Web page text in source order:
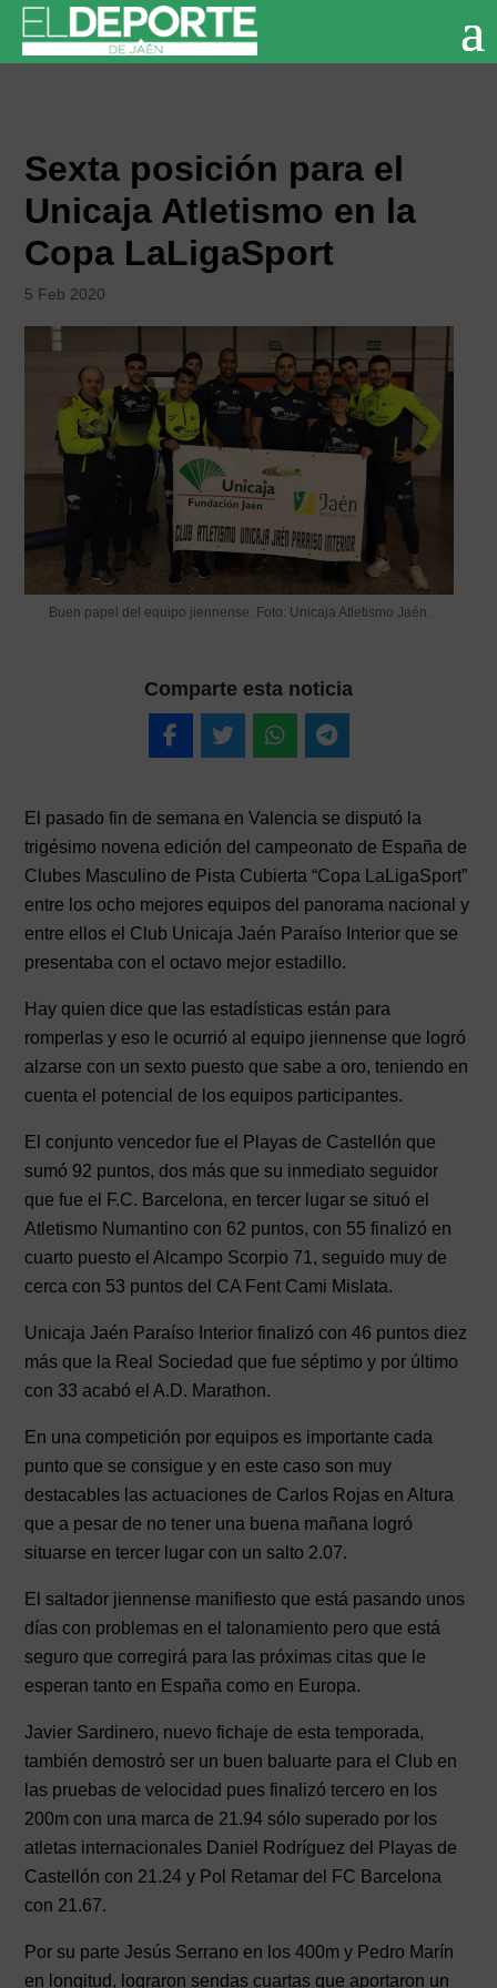
Sexta posición para el
Unicaja Atletismo en la
Copa LaLigaSport
5 Feb 2020
Buen papel del equipo jiennense. Foto: Unicaja Atletismo Jaén.
Comparte esta noticia
El pasado fin de semana en Valencia se disputó la
trigésimo novena edición del campeonato de España de
Clubes Masculino de Pista Cubierta “Copa LaLigaSport”
entre los ocho mejores equipos del panorama nacional y
entre ellos el Club Unicaja Jaén Paraíso Interior que se
presentaba con el octavo mejor estadillo.
Hay quien dice que las estadísticas están para
romperlas y eso le ocurrió al equipo jiennense que logró
alzarse con un sexto puesto que sabe a oro, teniendo en
cuenta el potencial de los equipos participantes.
El conjunto vencedor fue el Playas de Castellón que
sumó 92 puntos, dos más que su inmediato seguidor
que fue el F.C. Barcelona, en tercer lugar se situó el
Atletismo Numantino con 62 puntos, con 55 finalizó en
cuarto puesto el Alcampo Scorpio 71, seguido muy de
cerca con 53 puntos del CA Fent Cami Mislata.
Unicaja Jaén Paraíso Interior finalizó con 46 puntos diez
más que la Real Sociedad que fue séptimo y por último
con 33 acabó el A.D. Marathon.
En una competición por equipos es importante cada
punto que se consigue y en este caso son muy
destacables las actuaciones de Carlos Rojas en Altura
que a pesar de no tener una buena mañana logró
situarse en tercer lugar con un salto 2.07.
El saltador jiennense manifiesto que está pasando unos
días con problemas en el talonamiento pero que está
seguro que corregirá para las próximas citas que le
esperan tanto en España como en Europa.
Javier Sardinero, nuevo fichaje de esta temporada,
también demostró ser un buen baluarte para el Club en
las pruebas de velocidad pues finalizó tercero en los
200m con una marca de 21.94 sólo superado por los
atletas internacionales Daniel Rodríguez del Playas de
Castellón con 21.24 y Pol Retamar del FC Barcelona
con 21.67.
Por su parte Jesús Serrano en los 400m y Pedro Marín
en longitud, lograron sendas cuartas que aportaron un